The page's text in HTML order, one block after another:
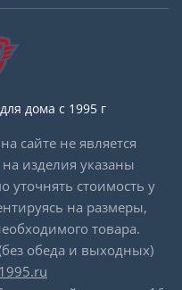
дома с 1995 г
сайте не является
изделия указаны
уточнять стоимость у
на размеры,
товара.
обеда и выходных)